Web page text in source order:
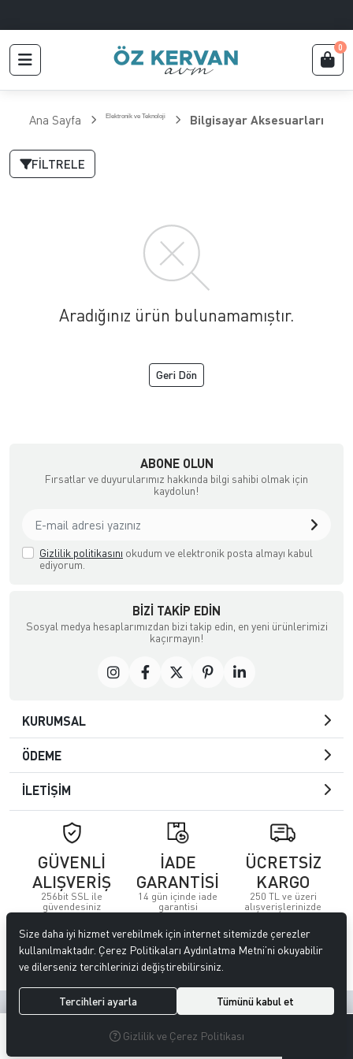
0
Ana Sayfa Elektronik ve Teknoloji Bilgisayar Aksesuarları
FILTRELE
Aradığınız ürün bulunamamıştır.
Geri Dön
ABONE OLUN
Fırsatlar ve duyurularımız hakkında bilgi sahibi olmak için
kaydolun!
Gizlilik politikasını okudum ve elektronik posta almayı kabul
ediyorum.
BIZI TAKIP EDIN
Sosyal medya hesaplarımızdan bizi takip edin, en yeni ürünlerimizi
kaçırmayın!
KURUMSAL
ÖDEME
İLETİŞİM
GÜVENLİ
ALIŞVERİŞ
256bit SSL ile
güvendesiniz
İADE
GARANTİSİ
14 gün içinde iade
garantisi
ÜCRETSİZ
KARGO
250 TL ve üzeri
alışverişlerinizde
© 2023Özkervan AVM. Tüm hakları saklıdır.
Site tasarımı tarafımızdan yapılmıştır.
Size daha iyi hizmet verebilmek için internet sitemizde çerezler
kullanılmaktadır. Çerez Politikaları Aydınlatma Metni’ni okuyabilir
ve dilerseniz tercihlerinizi değiştirebilirsiniz.
Tercihleri ayarla Tümünü kabul et
Gizlilik ve Çerez Politikası